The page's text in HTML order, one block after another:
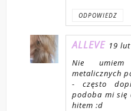
ODPOWIEDZ
ALLEVE 19
Nie
metalicznych
- często
podoba mi się
hitem :d